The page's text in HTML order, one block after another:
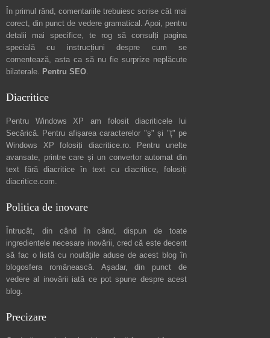
În primul rând, comentariile trebuiesc scrise cât mai
corect, din punct de vedere gramatical. Apoi, pentru
detalii mai specifice, te rog să consulți pagina
specială cu instrucțiuni despre cum se
comentează, asta ca să nu fie surprize neplăcute
bilaterale. Pentru SEO.
Diacritice
Pentru Windows XP am folosit diacriticele lui
Secărică. Pentru afișarea caracterelor "ș" și "ț" pe
Windows XP folosiți diacritice.ro. Pentru unelte
avansate, printre care și un convertor automat din
text fără diacritice în text cu diacritice, folosiți
diacritice.com.
Politica de inovare
Întrucât, din când în când, dispun de toate
ingredientele necesare inovării, cred că este decent
să fac o listă cu noutățile aduse de acest blog în
blogosfera românească. Așadar, din punct de
vedere al inovării iată ce pot spune despre acest
blog.
Precizare